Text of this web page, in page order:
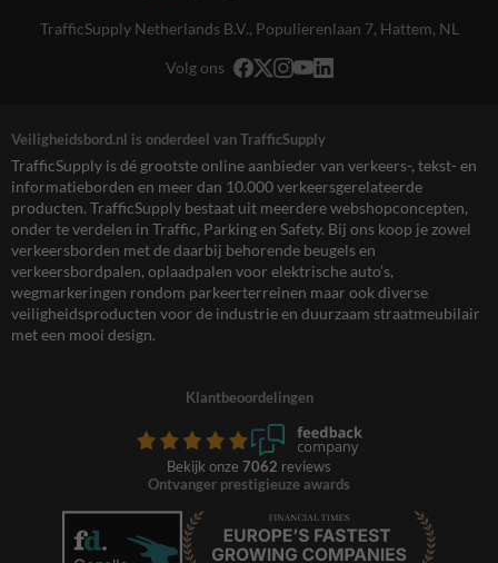
TrafficSupply Netherlands B.V., Populierenlaan 7, Hattem, NL
Volg ons
Veiligheidsbord.nl is onderdeel van TrafficSupply
TrafficSupply is dé grootste online aanbieder van verkeers-, tekst- en
informatieborden en meer dan 10.000 verkeersgerelateerde
producten. TrafficSupply bestaat uit meerdere webshopconcepten,
onder te verdelen in Traffic, Parking en Safety. Bij ons koop je zowel
verkeersborden met de daarbij behorende beugels en
verkeersbordpalen, oplaadpalen voor elektrische auto’s,
wegmarkeringen rondom parkeerterreinen maar ook diverse
veiligheidsproducten voor de industrie en duurzaam straatmeubilair
met een mooi design.
Klantbeoordelingen
Bekijk onze 7062 reviews
Ontvanger prestigieuze awards